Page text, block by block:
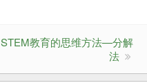
STEM教育的思维方法—分解
法